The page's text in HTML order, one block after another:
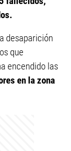
desaparición
que
encendido las
en la zona